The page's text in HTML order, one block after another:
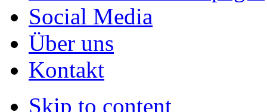
Social Media
Über uns
Kontakt
Skip to content